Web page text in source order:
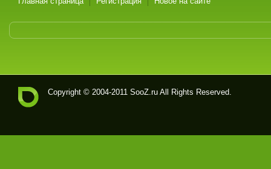
Copyright © 2004-2011 SooZ.ru All Rights Reserved.